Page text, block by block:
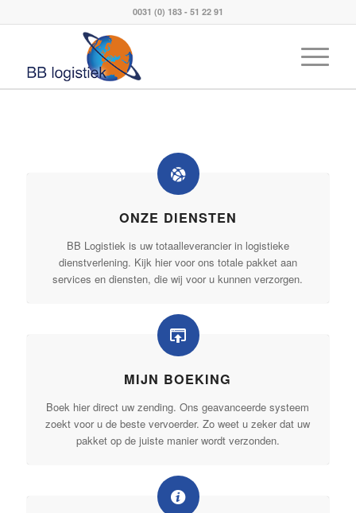
0031 (0) 183 - 51 22 91
ONZE DIENSTEN
BB Logistiek is uw totaalleverancier in logistieke
dienstverlening. Kijk hier voor ons totale pakket aan
services en diensten, die wij voor u kunnen verzorgen.
MIJN BOEKING
Boek hier direct uw zending. Ons geavanceerde systeem
zoekt voor u de beste vervoerder. Zo weet u zeker dat uw
pakket op de juiste manier wordt verzonden.